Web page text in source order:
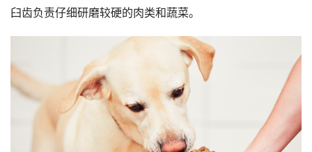
臼齿负责仔细研磨较硬的肉类和蔬菜。